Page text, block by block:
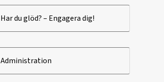
Har du glöd? – Engagera dig!
Administration